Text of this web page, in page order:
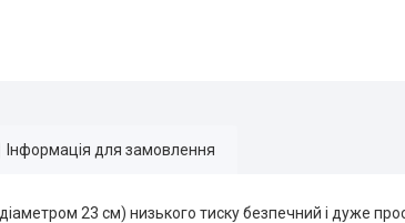
Інформація для замовлення
23 см) низького тиску безпечний і дуже